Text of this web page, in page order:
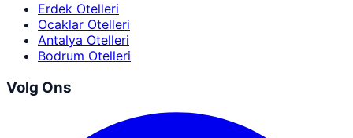
Erdek Otelleri
Ocaklar Otelleri
Antalya Otelleri
Bodrum Otelleri
Volg Ons